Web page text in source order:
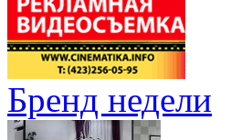
Бренд недели